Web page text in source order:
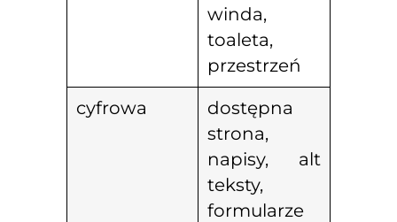
winda,
toaleta,
przestrzeń
cyfrowa
dostępna
strona,
napisy, alt
teksty,
formularze